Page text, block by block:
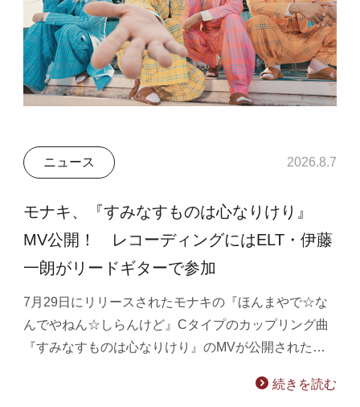
ニュース 2026.8.7
モナキ、『すみなすものは心なりけり』
MV公開！ レコーディングにはELT・伊藤
一朗がリードギターで参加
7月29日にリリースされたモナキの『ほんまやで☆な
んでやねん☆しらんけど』Cタイプのカップリング曲
『すみなすものは心なりけり』のMVが公開された…
続きを読む